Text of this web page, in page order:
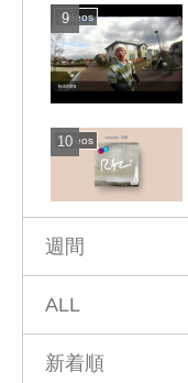
Videos
Videos
週間
ALL
新着順